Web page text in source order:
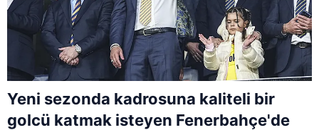
Yeni sezonda kadrosuna kaliteli bir
golcü katmak isteyen Fenerbahçe'de